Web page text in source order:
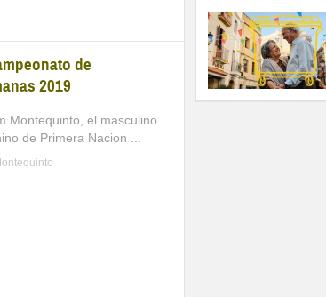
de
2019
Montequinto, el masculino
de Primera Nacion ...